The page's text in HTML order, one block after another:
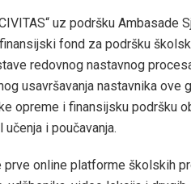
uz podršku Ambasade
fond za podršku
redovnog nastavnog
usavršavanja nastavnika ove
opreme i finansijsku podršku
i poučavanja.
online platforme školskih